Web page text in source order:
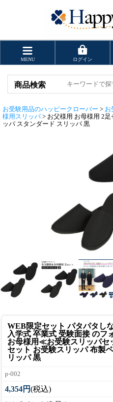
MENU ログイン
商品検索
お受験用品のハッピークローバー > お
様用スリッパ > お父様用 お母様用 2
ッパ スタンダード スリッパ 黒
WEB限定セット パタパタし
入学式 卒業式 受験面接 のフ
お母様用≪お受験スリッパ
セット お受験スリッパ 布製
リッパ 黒
p-002
4,354円(税込)